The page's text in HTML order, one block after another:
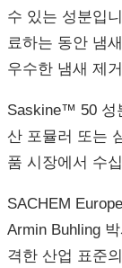
수 있는 성분입
료하는 동안 냄
우수한 냄새 제
Saskine™ 50 성
산 포뮬러 또는
품 시장에서 수
SACHEM
Armin Buhling
격한 산업 표준